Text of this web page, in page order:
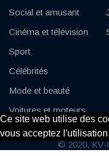
Ce site web utilise des
vous acceptez
Social et amusant
Cinéma et télévision
Sport
Célébrités
Mode et beauté
Voitures et moteurs
© 2020, KV-